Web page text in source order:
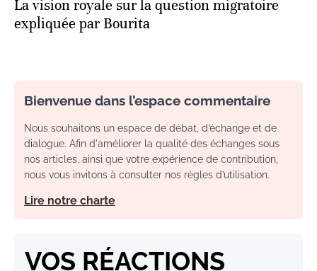
La vision royale sur la question migratoire
expliquée par Bourita
Bienvenue dans l’espace commentaire
Nous souhaitons un espace de débat, d’échange et de
dialogue. Afin d'améliorer la qualité des échanges sous
nos articles, ainsi que votre expérience de contribution,
nous vous invitons à consulter nos règles d’utilisation.
Lire notre charte
VOS RÉACTIONS